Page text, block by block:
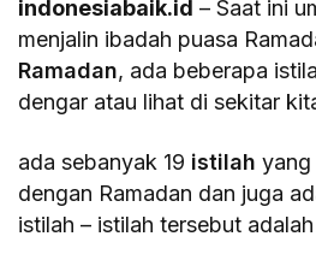
indonesiabaik.id – Saat ini
menjalin ibadah puasa
Ramadan, ada beberapa
dengar atau lihat di sekitar
ada sebanyak 19 istilah yang
dengan Ramadan dan juga
istilah – istilah tersebut